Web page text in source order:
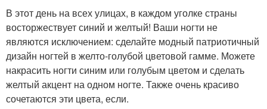
В этот день на всех улицах, в каждом уголке страны
восторжествует синий и желтый! Ваши ногти не
являются исключением: сделайте модный патриотичный
дизайн ногтей в желто-голубой цветовой гамме. Можете
накрасить ногти синим или голубым цветом и сделать
желтый акцент на одном ногте. Также очень красиво
сочетаются эти цвета, если.